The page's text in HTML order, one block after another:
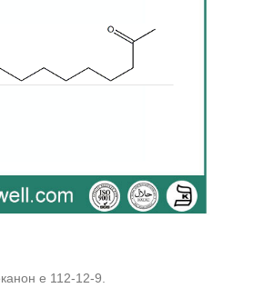
е 112-12-9.